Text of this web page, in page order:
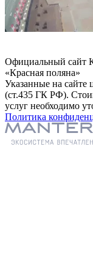
Официальный сайт
«Красная поляна»
Указанные на сайте
(ст.435 ГК РФ).
услуг необходимо
Политика